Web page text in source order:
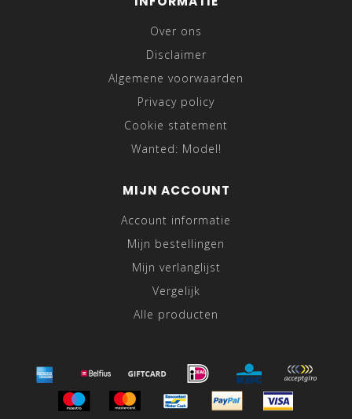
Over ons
Disclaimer
Algemene voorwaarden
Privacy policy
Cookie statement
Wanted: Model!
MIJN ACCOUNT
Account informatie
Mijn bestellingen
Mijn verlanglijst
Vergelijk
Alle producten